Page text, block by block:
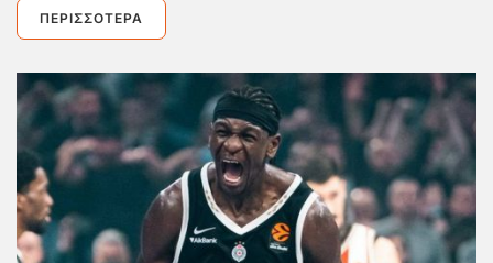
ΠΕΡΙΣΣΌΤΕΡΑ